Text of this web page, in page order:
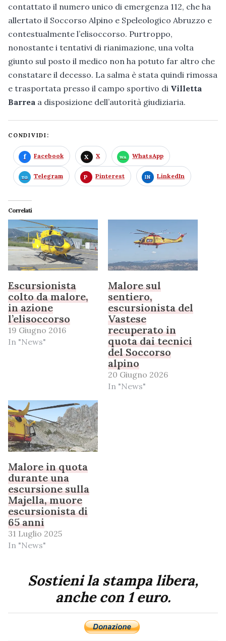
contattato il numero unico di emergenza 112, che ha
allertato il Soccorso Alpino e Speleologico Abruzzo e
contestualmente l’elisoccorso. Purtroppo,
nonostante i tentativi di rianimazione, una volta
giunto sul posto il medico non ha potuto far altro che
constatare il decesso. La salma è stata quindi rimossa
e trasportata presso il campo sportivo di Villetta
Barrea a disposizione dell’autorità giudiziaria.
CONDIVIDI:
Facebook X WhatsApp
Telegram Pinterest LinkedIn
Correlati
Escursionista
colto da malore,
in azione
l’elisoccorso
19 Giugno 2016
In "News"
Malore sul
sentiero,
escursionista del
Vastese
recuperato in
quota dai tecnici
del Soccorso
alpino
20 Giugno 2026
In "News"
Malore in quota
durante una
escursione sulla
Majella, muore
escursionista di
65 anni
31 Luglio 2025
In "News"
Sostieni la stampa libera,
anche con 1 euro.